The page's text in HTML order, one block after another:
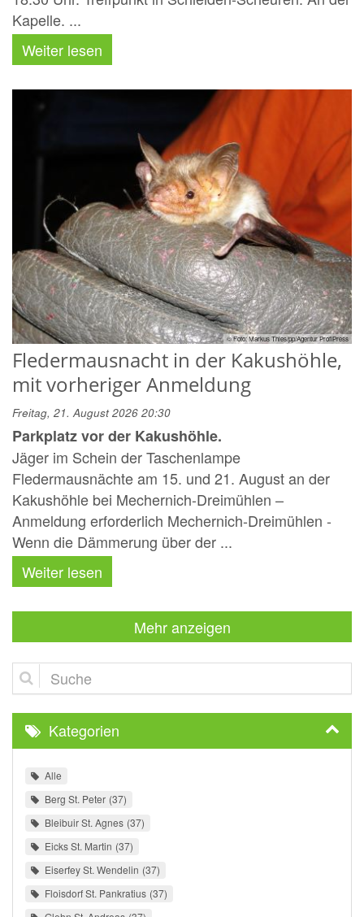
Kapelle. ...
Weiter lesen
© Foto: Markus Thies/pp/Agentur ProfiPress
Fledermausnacht in der Kakushöhle,
mit vorheriger Anmeldung
Freitag, 21. August 2026 20:30
Parkplatz vor der Kakushöhle.
Jäger im Schein der Taschenlampe
Fledermausnächte am 15. und 21. August an der
Kakushöhle bei Mechernich-Dreimühlen –
Anmeldung erforderlich Mechernich-Dreimühlen -
Wenn die Dämmerung über der ...
Weiter lesen
Mehr anzeigen
Suche
Kategorien
Alle
Berg St. Peter 37
Bleibuir St. Agnes 37
Eicks St. Martin 37
Eiserfey St. Wendelin 37
Floisdorf St. Pankratius 37